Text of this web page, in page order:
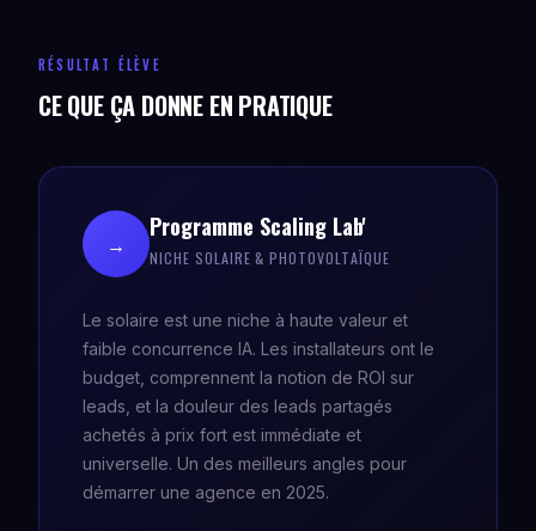
RÉSULTAT ÉLÈVE
CE QUE ÇA DONNE EN PRATIQUE
→
Programme Scaling Lab'
NICHE SOLAIRE & PHOTOVOLTAÏQUE
Le solaire est une niche à haute valeur et
faible concurrence IA. Les installateurs ont le
budget, comprennent la notion de ROI sur
leads, et la douleur des leads partagés
achetés à prix fort est immédiate et
universelle. Un des meilleurs angles pour
démarrer une agence en 2025.